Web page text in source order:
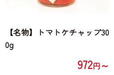
【名物】トマトケチャップ30
0g
972円～